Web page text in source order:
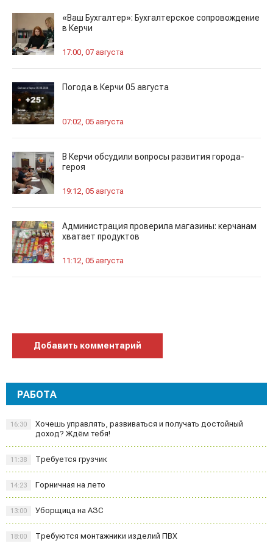
«Ваш Бухгалтер»: Бухгалтерское сопровождение
в Керчи
17:00, 07 августа
Погода в Керчи 05 августа
07:02, 05 августа
В Керчи обсудили вопросы развития города-
героя
19:12, 05 августа
Администрация проверила магазины: керчанам
хватает продуктов
11:12, 05 августа
Добавить комментарий
РАБОТА
Хочешь управлять, развиваться и получать достойный
доход? Ждём тебя!
16:30
Требуется грузчик
11:38
Горничная на лето
14:23
Уборщица на АЗС
13:00
Требуются монтажники изделий ПВХ
18:00